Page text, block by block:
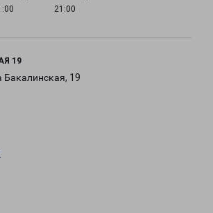
21:00
19
Бакалинская, 19